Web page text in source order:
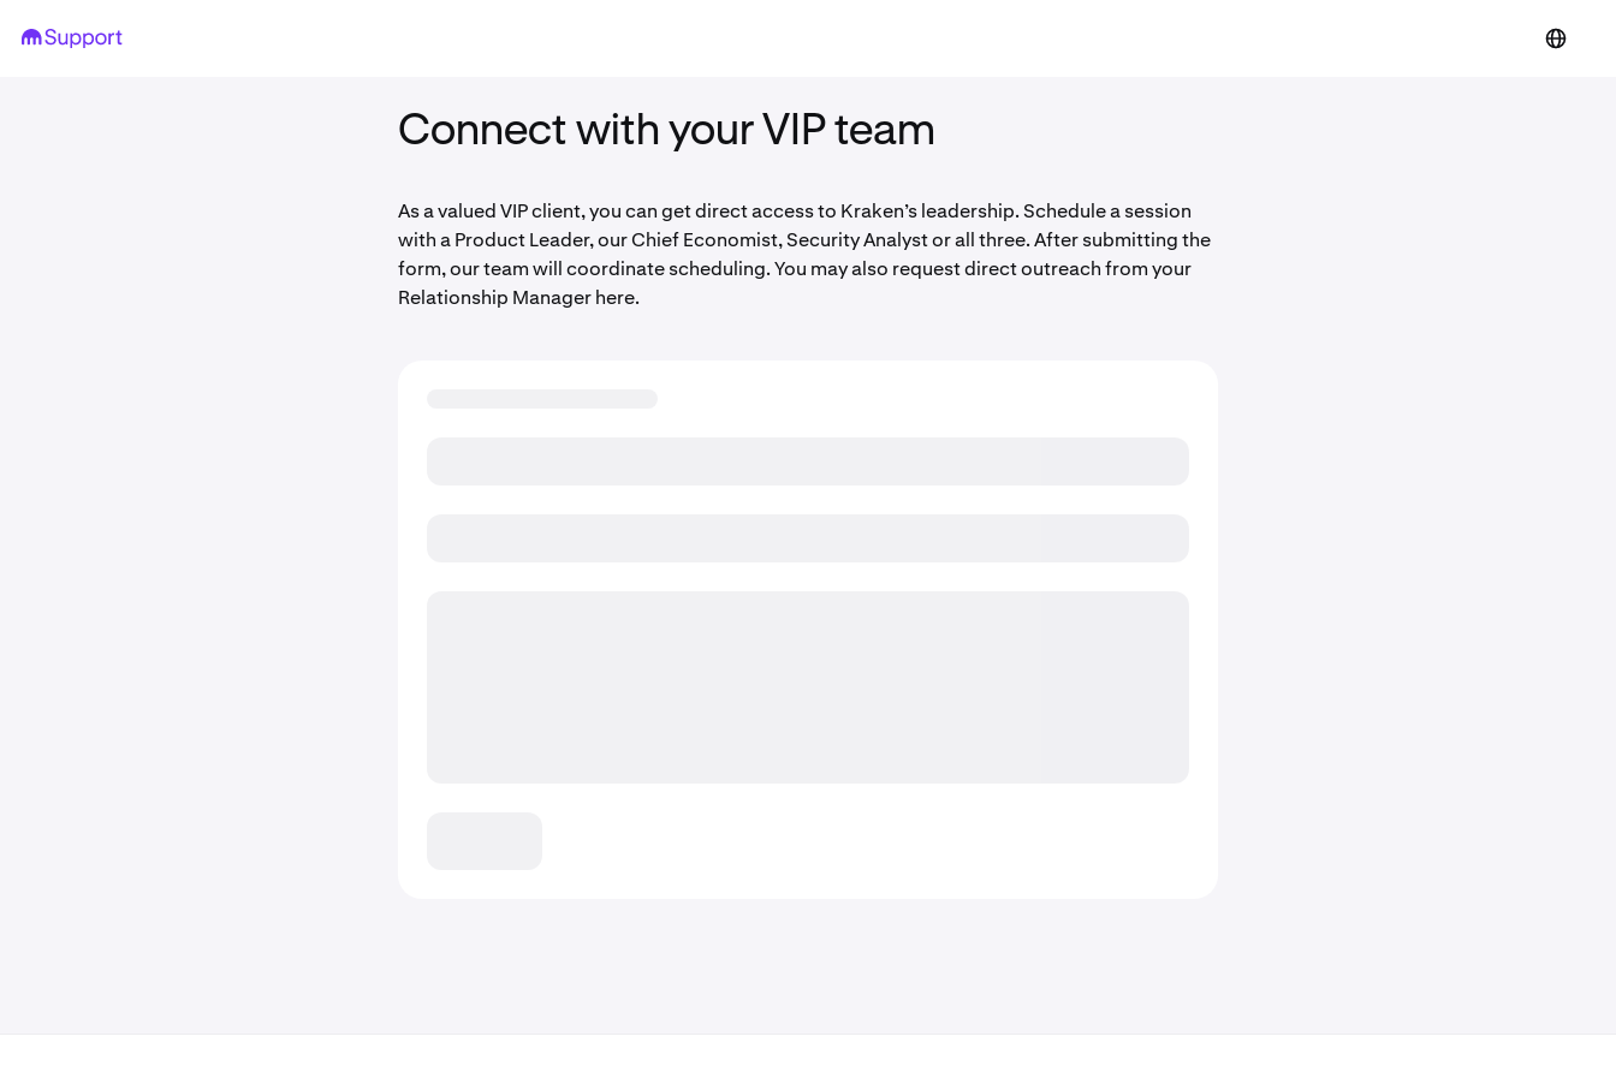
Connect with your VIP team
As a valued VIP client, you can get direct access to Kraken’s leadership. Schedule a session
with a Product Leader, our Chief Economist, Security Analyst or all three. After submitting the
form, our team will coordinate scheduling. You may also request direct outreach from your
Relationship Manager here.